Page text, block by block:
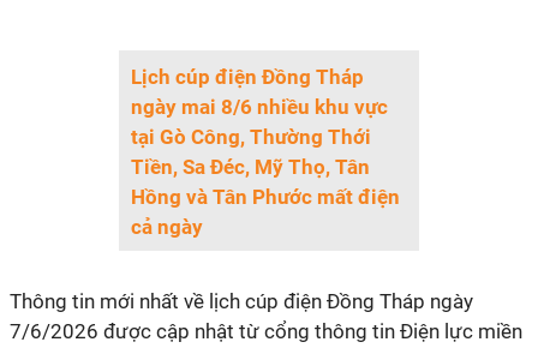
Lịch cúp điện Đồng Tháp
ngày mai 8/6 nhiều khu vực
tại Gò Công, Thường Thới
Tiền, Sa Đéc, Mỹ Thọ, Tân
Hồng và Tân Phước mất điện
cả ngày
Thông tin mới nhất về lịch cúp điện Đồng Tháp ngày
7/6/2026 được cập nhật từ cổng thông tin Điện lực miền